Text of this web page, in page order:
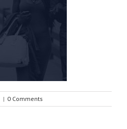
| 0 Comments